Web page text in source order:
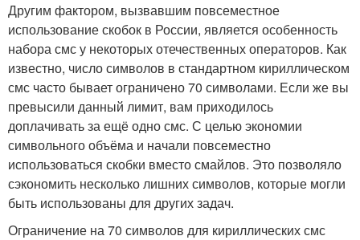
Другим фактором, вызвавшим повсеместное
использование скобок в России, является особенность
набора смс у некоторых отечественных операторов. Как
известно, число символов в стандартном кириллическом
смс часто бывает ограничено 70 символами. Если же вы
превысили данный лимит, вам приходилось
доплачивать за ещё одно смс. С целью экономии
символьного объёма и начали повсеместно
использоваться скобки вместо смайлов. Это позволяло
сэкономить несколько лишних символов, которые могли
быть использованы для других задач.
Ограничение на 70 символов для кириллических смс